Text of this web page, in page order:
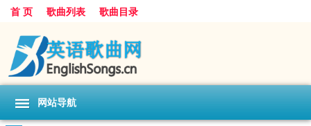
首 页 歌曲列表 歌曲目录
网站导航